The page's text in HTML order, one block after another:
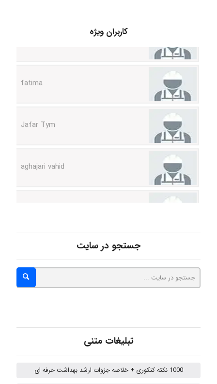
کاربران ویژه
Alirez0990
hosein abdolvand
emami
جستجو در سایت
تبلیغات متنی
1000 نکته کنکوری + خلاصه جزوات ارشد بهداشت حرفه ای